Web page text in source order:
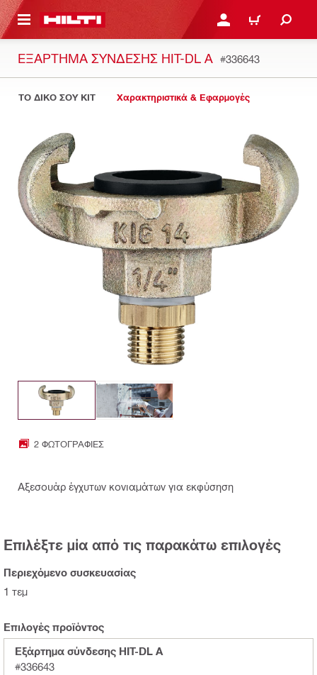
ΕΛΕΓΞΕΙΣ ΤΟ ΠΑΚΕΤΟ ΠΟΥ ΕΧΕΙΣ ΦΤΙΑΞΕΙ ΚΆΝΕ ΣΎΝΔΕΣΗ Ή
ΚΑΛΆΘΙ
ΕΞΆΡΤΗΜΑ ΣΎΝΔΕΣΗΣ HIT-DL A #336643
ΤΟ ΔΙΚΟ ΣΟΥ KIT Χαρακτηριστικά & Εφαρμογές
2 ΦΩΤΟΓΡΑΦΊΕΣ
Αξεσουάρ έγχυτων κονιαμάτων για εκφύσηση
Επιλέξτε μία από τις παρακάτω επιλογές
Περιεχόμενο συσκευασίας
1 τεμ
Επιλογές προϊόντος
Εξάρτημα σύνδεσης HIT-DL A
#336643